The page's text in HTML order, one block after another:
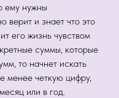
ему нужны
верит и знает что это
его жизнь чувством
суммы, которые
то начнет искать
менее четкую цифру,
или в год.